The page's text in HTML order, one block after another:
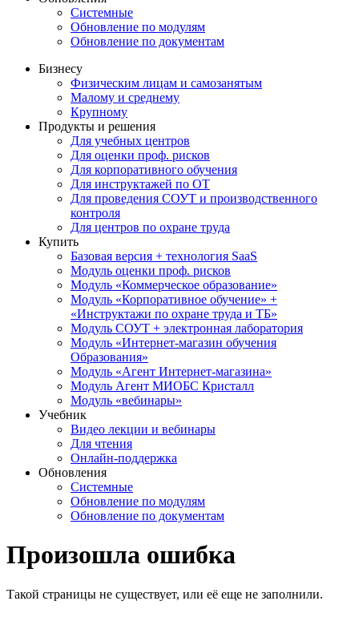
Системные
Обновление по модулям
Обновление по документам
Бизнесу
Физическим лицам и самозанятым
Малому и среднему
Крупному
Продукты и решения
Для учебных центров
Для оценки проф. рисков
Для корпоративного обучения
Для инструктажей по ОТ
Для проведения СОУТ и производственного
контроля
Для центров по охране труда
Купить
Базовая версия + технология SaaS
Модуль оценки проф. рисков
Модуль «Коммерческое образование»
Модуль «Корпоративное обучение» +
«Инструктажи по охране труда и ТБ»
Модуль СОУТ + электронная лаборатория
Модуль «Интернет-магазин обучения
Образования»
Модуль «Агент Интернет-магазина»
Модуль Агент МИОБС Кристалл
Модуль «вебинары»
Учебник
Видео лекции и вебинары
Для чтения
Онлайн-поддержка
Обновления
Системные
Обновление по модулям
Обновление по документам
Произошла ошибка
Такой страницы не существует, или её еще не заполнили.